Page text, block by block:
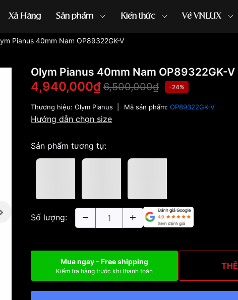
Xả Hàng Sản phẩm Kiến thức Về VNLUX
...
Pianus 40mm Nam OP89322GK-V
Olym Pianus 40mm Nam OP89322GK-V
4,940,000₫ 6,500,000₫ -24%
Thương hiệu: Olym Pianus Mã sản phẩm: OP89322GK-V
Hướng dẫn chọn size
Sản phẩm tương tự:
Số lượng:
Mua ngay - Free shipping
Kiểm tra hàng trước khi thanh toán